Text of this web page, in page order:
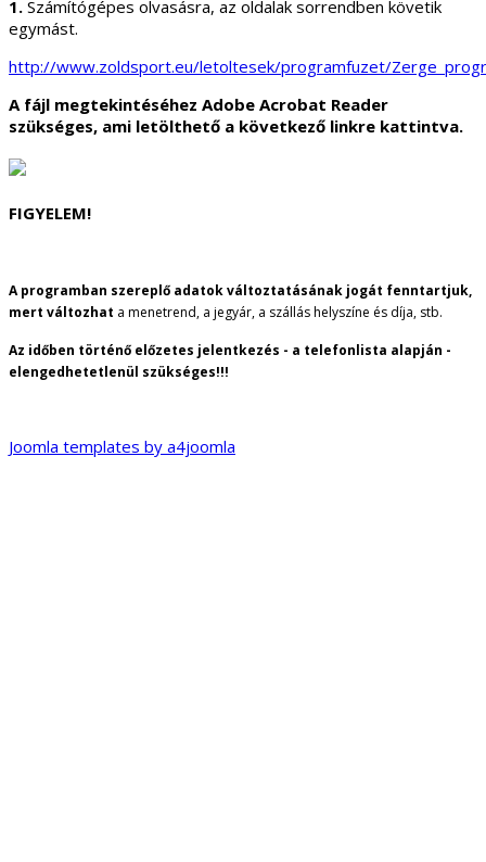
1. Számítógépes olvasásra, az oldalak sorrendben követik
egymást.
http://www.zoldsport.eu/letoltesek/programfuzet/
A fájl megtekintéséhez Adobe Acrobat Reader
szükséges, ami letölthető a következő linkre kattintva.
FIGYELEM!
A programban szereplő adatok változtatásának jogát fenntartjuk,
mert változhat a menetrend, a jegyár, a szállás helyszíne és díja, stb.
Az időben történő előzetes jelentkezés - a telefonlista alapján -
elengedhetetlenül szükséges!!!
Joomla templates by a4joomla